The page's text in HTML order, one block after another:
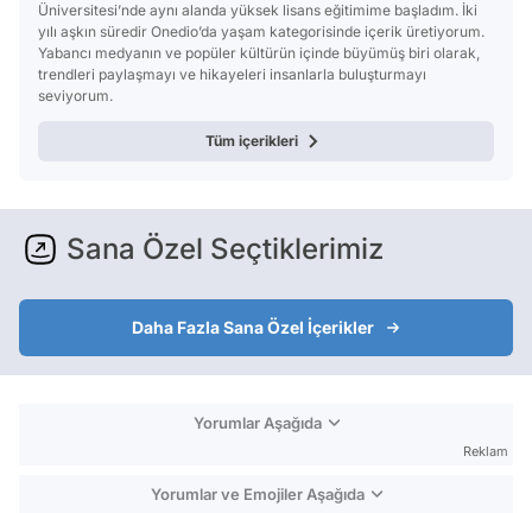
Üniversitesi’nde aynı alanda yüksek lisans eğitimime başladım. İki
yılı aşkın süredir Onedio’da yaşam kategorisinde içerik üretiyorum.
Yabancı medyanın ve popüler kültürün içinde büyümüş biri olarak,
trendleri paylaşmayı ve hikayeleri insanlarla buluşturmayı
seviyorum.
Tüm içerikleri
Sana Özel Seçtiklerimiz
Daha Fazla Sana Özel İçerikler
Yorumlar Aşağıda
Reklam
Yorumlar ve Emojiler Aşağıda